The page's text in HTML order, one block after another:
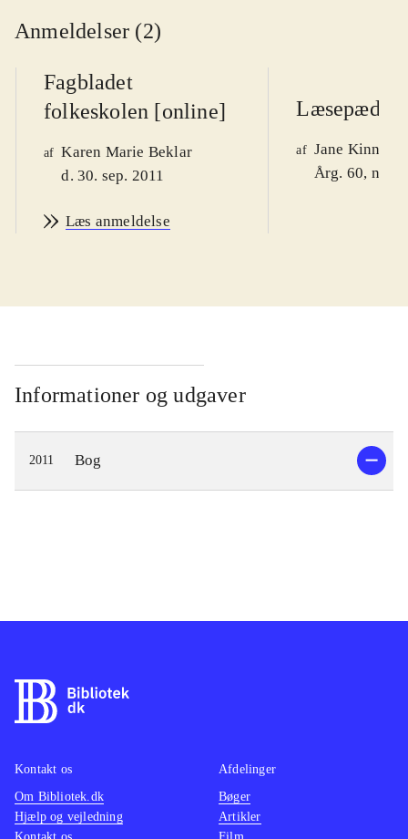
Anmeldelser (2)
Fagbladet
folkeskolen [online]
af Karen Marie Beklar
d. 30. sep. 2011
Læs anmeldelse
af Jane
Årg. 60, nr. 5
Informationer og udgaver
2011 Bog
Kontakt os
Om Bibliotek.dk
Hjælp og vejledning
Afdelinger
Bøger
Artikler